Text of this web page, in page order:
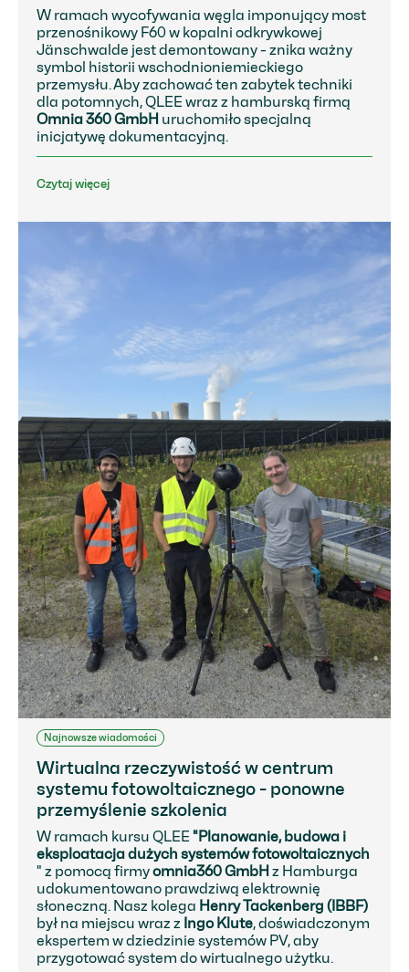
W ramach wycofywania węgla imponujący most
przenośnikowy F60 w kopalni odkrywkowej
Jänschwalde jest demontowany - znika ważny
symbol historii wschodnioniemieckiego
przemysłu. Aby zachować ten zabytek techniki
dla potomnych, QLEE wraz z hamburską firmą
Omnia 360 GmbH uruchomiło specjalną
inicjatywę dokumentacyjną.
Czytaj więcej
Najnowsze wiadomości
Wirtualna rzeczywistość w centrum
systemu fotowoltaicznego - ponowne
przemyślenie szkolenia
W ramach kursu QLEE "Planowanie, budowa i
eksploatacja dużych systemów fotowoltaicznych
" z pomocą firmyomnia360 GmbH z Hamburga
udokumentowano prawdziwą elektrownię
słoneczną. Nasz kolega Henry Tackenberg (IBBF)
był na miejscu wraz z Ingo Klute, doświadczonym
ekspertem w dziedzinie systemów PV, aby
przygotować system do wirtualnego użytku.